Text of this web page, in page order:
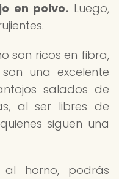
en polvo. Luego,
son ricos en fibra,
una excelente
salados de
al ser libres de
siguen una
horno, podrás